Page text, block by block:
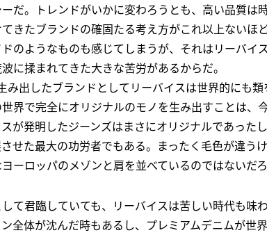
だ。トレンドがいかに変わろうとも、高い品質
きたブランドの確固たる考え方がこれ以上ないほ
のようなものも感じてしまうが、それはリーバイ
に揉まれてきた大きな苦労があるからだ。
み出したブランドとしてリーバイスは世界的にも
界で完全にオリジナルのモノを生み出すことは、
が発明したジーンズはまさにオリジナルであった
せた最大の功労者でもある。まったく毛色が違う
ーロッパのメゾンと肩を並べているのではないだろ
て君臨していても、リーバイスは苦しい時代も味
全体が沈んだ時もあるし、プレミアムデニムが世